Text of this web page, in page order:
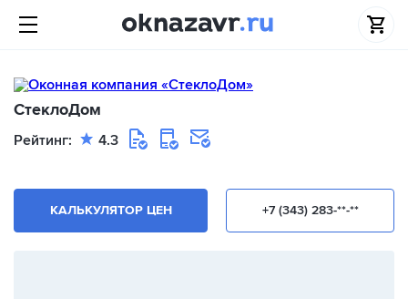
СтеклоДом
Рейтинг: 4.3
+7 (343) 283-**-**
КАЛЬКУЛЯТОР ЦЕН